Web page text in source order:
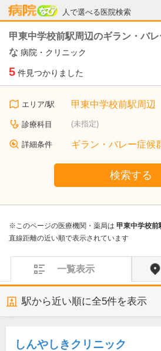
人で選べる医院検索
病院なび
甲東中学校前駅周辺のギラン・バ
な 病院・クリニック
5 件見つかりました
エリア/駅 甲東中学校前駅周辺
診療科目 (未指定)
詳細条件 ギラン・バレー症候
検索する
※このページの医療機関・薬局は 甲東中学校前
直線距離の近い順で表示されています
一覧表示
駅から近い順に全5件を表示
しんやしきクリニック